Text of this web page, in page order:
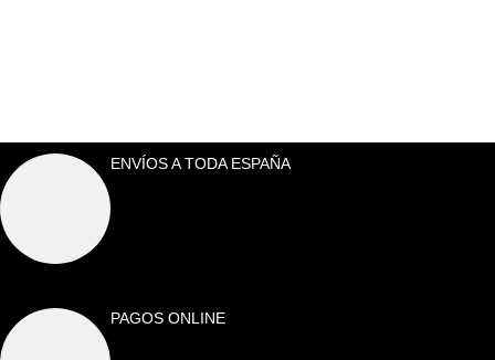
ENVÍOS A TODA ESPAÑA
PAGOS ONLINE